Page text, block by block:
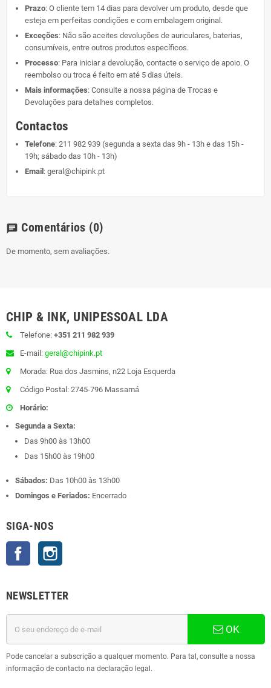
Prazo: O cliente tem 14 dias para devolver um produto, desde que
esteja em perfeitas condições e com embalagem original.
Exceções: Não são aceites devoluções de auriculares, baterias,
consumíveis, entre outros produtos específicos.
Processo: Para iniciar a devolução, contacte o serviço de apoio. O
reembolso ou troca é feito em até 5 dias úteis.
Mais informações: Consulte a nossa página de Trocas e
Devoluções para detalhes completos.
Contactos
Telefone: 211 982 939 (segunda a sexta das 9h - 13h e das 15h -
19h; sábado das 10h - 13h)
Email : geral@chipink.pt
chat Comentários (0)
De momento, sem avaliações.
CHIP & INK, UNIPESSOAL LDA
Telefone: +351 211 982 939
E-mail: geral@chipink.pt
Morada: Rua dos Jasmins, n22 Loja Esquerda
Código Postal: 2745-796 Massamá
Horário:
Segunda a Sexta:
Das 9h00 às 13h00
Das 15h00 às 19h00
Sábados: Das 10h00 às 13h00
Domingos e Feriados: Encerrado
SIGA-NOS
Facebook
NEWSLETTER
OK
Pode cancelar a subscrição a qualquer momento. Para tal, consulte a nossa
informação de contacto na declaração legal.